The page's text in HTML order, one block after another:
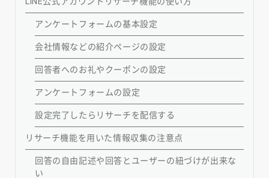
アンケートフォームの基本設定
会社情報などの紹介ページの設定
回答者へのお礼やクーポンの設定
アンケートフォームの設定
設定完了したらリサーチを配信する
リサーチ機能を用いた情報収集の注意点
回答の自由記述や回答とユーザーの紐づけが出来な
い